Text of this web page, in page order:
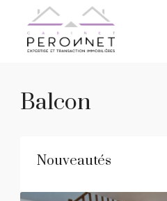
Balcon
Nouveautés